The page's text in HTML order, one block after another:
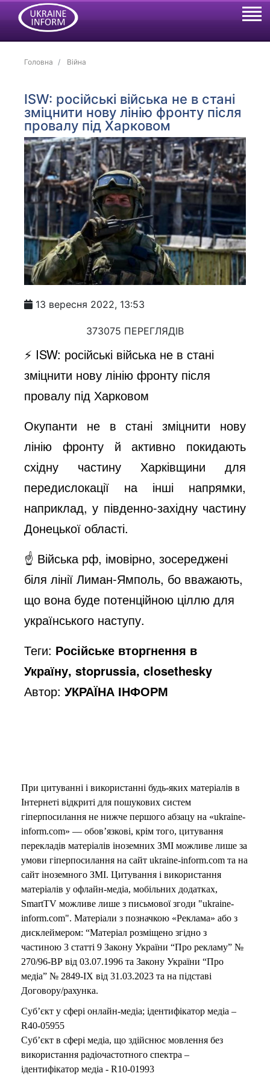
Головна Війна
ISW: російські війська не в стані
зміцнити нову лінію фронту після
провалу під Харковом
13 вересня 2022, 13:53
373075 ПЕРЕГЛЯДІВ
⚡️ ISW: російські війська не в стані
зміцнити нову лінію фронту після
провалу під Харковом
Окупанти не в стані зміцнити нову
лінію фронту й активно покидають
східну частину Харківщини для
передислокації на інші напрямки,
наприклад, у південно-західну частину
Донецької області.
☝️ Війська рф, імовірно, зосереджені
біля лінії Лиман-Ямполь, бо вважають,
що вона буде потенційною ціллю для
українського наступу.
Теги: Російське вторгнення в
Україну, stoprussia, closethesky
Автор:УКРАЇНА ІНФОРМ
При цитуванні і використанні будь-яких матеріалів в
Інтернеті відкриті для пошукових систем
гіперпосилання не нижче першого абзацу на «ukraine-
inform.com» — обов’язкові, крім того, цитування
перекладів матеріалів іноземних ЗМІ можливе лише за
умови гіперпосилання на сайт ukraine-inform.com та на
сайт іноземного ЗМІ. Цитування і використання
матеріалів у офлайн-медіа, мобільних додатках,
SmartTV можливе лише з письмової згоди "ukraine-
inform.com". Матеріали з позначкою «Реклама» або з
дисклеймером: “Матеріал розміщено згідно з
частиною 3 статті 9 Закону України “Про рекламу” №
270/96-ВР від 03.07.1996 та Закону України “Про
медіа” № 2849-IX від 31.03.2023 та на підставі
Договору/рахунка.
Суб’єкт у сфері онлайн-медіа; ідентифікатор медіа –
R40-05955
Суб’єкт в сфері медіа, що здійснює мовлення без
використання радіочастотного спектра –
ідентифікатор медіа - R10-01993